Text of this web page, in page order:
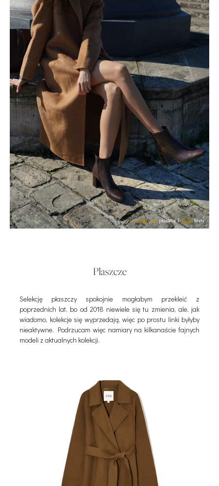
Reserved płaszcz |Ryłkobuty
Płaszcze
Selekcję płaszczy spokojnie mogłabym przekleić z
poprzednich lat, bo od 2018 niewiele się tu zmienia, ale, jak
wiadomo, kolekcje się wyprzedają, więc po prostu linki byłyby
nieaktywne. Podrzucam więc namiary na kilkanaście fajnych
modeli z aktualnych kolekcji.